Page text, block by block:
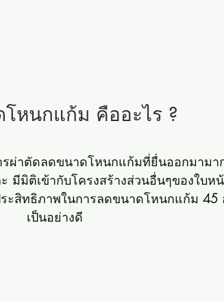
หนกแก้ม คืออะไร ?
ผ่าตัดลดขนาดโหนกแก้มที่ยื่นออกมามา
มีมิติเข้ากับโครงสร้างส่วนอื่นๆของใบห
ะสิทธิภาพในการลดขนาดโหนกแก้ม 45
เป็นอย่างดี